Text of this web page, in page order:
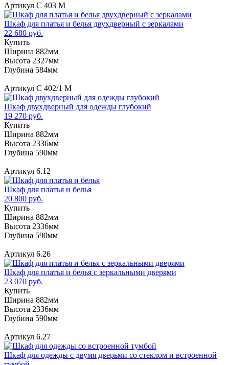
Артикул С 403 М
Шкаф для платья и белья двухдверный с зеркалами
22 680 руб.
Купить
Ширина 882мм
Высота 2327мм
Глубина 584мм
Артикул C 402/1 M
Шкаф двухдверный для одежды глубокий
19 270 руб.
Купить
Ширина 882мм
Высота 2336мм
Глубина 590мм
Артикул 6.12
Шкаф для платья и белья
20 800 руб.
Купить
Ширина 882мм
Высота 2336мм
Глубина 590мм
Артикул 6.26
Шкаф для платья и белья с зеркальными дверями
23 070 руб.
Купить
Ширина 882мм
Высота 2336мм
Глубина 590мм
Артикул 6.27
Шкаф для одежды с двумя дверьми со стеклом и встроенной